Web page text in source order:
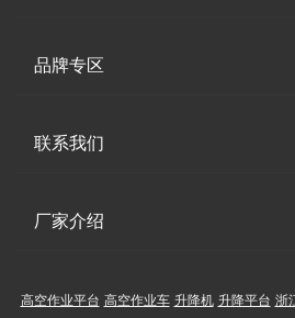
品牌专区
联系我们
厂家介绍
高空作业平台 高空作业车 升降机 升降平台 浙